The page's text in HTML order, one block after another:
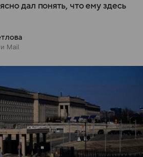
дал понять, что ему здесь
Mail